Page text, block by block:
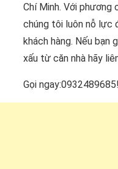
Chí Minh. Với
chúng tôi luôn nỗ lực
khách hàng. Nếu bạn
xấu từ căn nhà hãy
Gọi ngay:0932489685!